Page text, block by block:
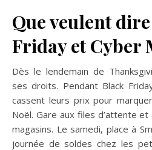
Que veulent
Friday et Cyber
Dès le lendemain de
ses droits. Pendant Black
cassent leurs prix pour
Noël. Gare aux files d’attente
magasins. Le samedi, place à
journée de soldes chez les